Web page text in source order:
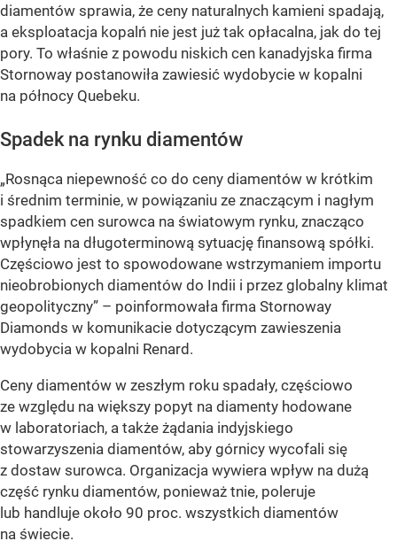
diamentów sprawia, że ceny naturalnych kamieni spadają,
a eksploatacja kopalń nie jest już tak opłacalna, jak do tej
pory. To właśnie z powodu niskich cen kanadyjska firma
Stornoway postanowiła zawiesić wydobycie w kopalni
na północy Quebeku.
Spadek na rynku diamentów
„Rosnąca niepewność co do ceny diamentów w krótkim
i średnim terminie, w powiązaniu ze znaczącym i nagłym
spadkiem cen surowca na światowym rynku, znacząco
wpłynęła na długoterminową sytuację finansową spółki.
Częściowo jest to spowodowane wstrzymaniem importu
nieobrobionych diamentów do Indii i przez globalny klimat
geopolityczny” – poinformowała firma Stornoway
Diamonds w komunikacie dotyczącym zawieszenia
wydobycia w kopalni Renard.
Ceny diamentów w zeszłym roku spadały, częściowo
ze względu na większy popyt na diamenty hodowane
w laboratoriach, a także żądania indyjskiego
stowarzyszenia diamentów, aby górnicy wycofali się
z dostaw surowca. Organizacja wywiera wpływ na dużą
część rynku diamentów, ponieważ tnie, poleruje
lub handluje około 90 proc. wszystkich diamentów
na świecie.